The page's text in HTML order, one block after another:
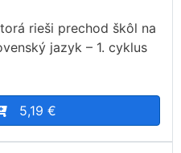
rieši prechod škôl na
jazyk – 1. cyklus
5,19 €